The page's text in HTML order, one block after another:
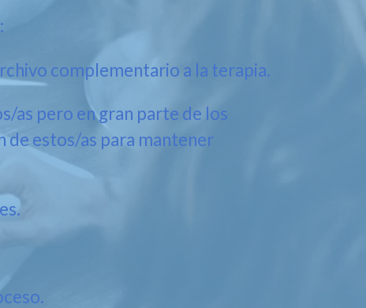
complementario a la terapia.
pero en gran parte de los
de estos/as para mantener